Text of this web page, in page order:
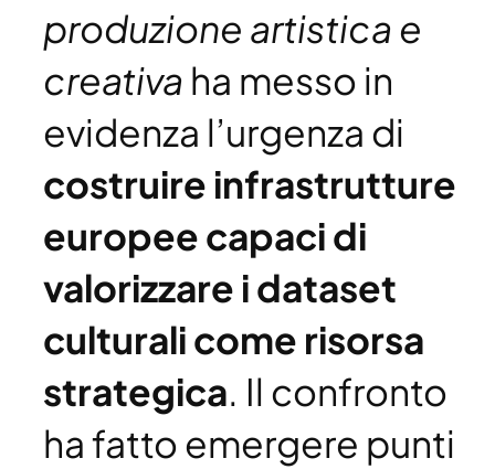
produzione artistica e
creativa ha messo in
evidenza l’urgenza di
costruire infrastrutture
europee capaci di
valorizzare i dataset
culturali come risorsa
strategica. Il confronto
ha fatto emergere punti